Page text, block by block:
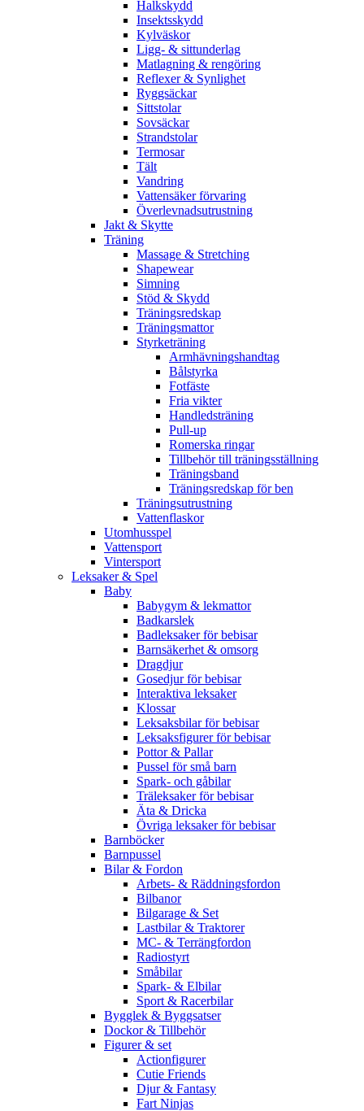
Halkskydd
Insektsskydd
Kylväskor
Ligg- & sittunderlag
Matlagning & rengöring
Reflexer & Synlighet
Ryggsäckar
Sittstolar
Sovsäckar
Strandstolar
Termosar
Tält
Vandring
Vattensäker förvaring
Överlevnadsutrustning
Jakt & Skytte
Träning
Massage & Stretching
Shapewear
Simning
Stöd & Skydd
Träningsredskap
Träningsmattor
Styrketräning
Armhävningshandtag
Bålstyrka
Fotfäste
Fria vikter
Handledsträning
Pull-up
Romerska ringar
Tillbehör till träningsställning
Träningsband
Träningsredskap för ben
Träningsutrustning
Vattenflaskor
Utomhusspel
Vattensport
Vintersport
Leksaker & Spel
Baby
Babygym & lekmattor
Badkarslek
Badleksaker för bebisar
Barnsäkerhet & omsorg
Dragdjur
Gosedjur för bebisar
Interaktiva leksaker
Klossar
Leksaksbilar för bebisar
Leksaksfigurer för bebisar
Pottor & Pallar
Pussel för små barn
Spark- och gåbilar
Träleksaker för bebisar
Äta & Dricka
Övriga leksaker för bebisar
Barnböcker
Barnpussel
Bilar & Fordon
Arbets- & Räddningsfordon
Bilbanor
Bilgarage & Set
Lastbilar & Traktorer
MC- & Terrängfordon
Radiostyrt
Småbilar
Spark- & Elbilar
Sport & Racerbilar
Bygglek & Byggsatser
Dockor & Tillbehör
Figurer & set
Actionfigurer
Cutie Friends
Djur & Fantasy
Fart Ninjas